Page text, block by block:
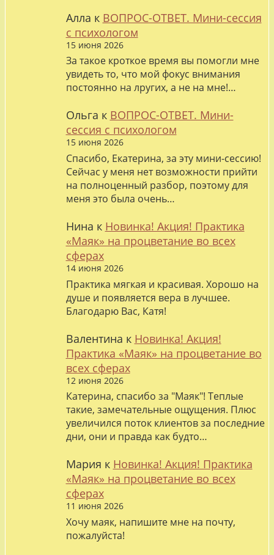
Алла к ВОПРОС-ОТВЕТ. Мини-сессия
с психологом
15 июня 2026
За такое кроткое время вы помогли мне
увидеть то, что мой фокус внимания
постоянно на лругих, а не на мне!…
Ольга к ВОПРОС-ОТВЕТ. Мини-
сессия с психологом
15 июня 2026
Спасибо, Екатерина, за эту мини-сессию!
Сейчас у меня нет возможности прийти
на полноценный разбор, поэтому для
меня это была очень…
Нина к Новинка! Акция! Практика
«Маяк» на процветание во всех
сферах
14 июня 2026
Практика мягкая и красивая. Хорошо на
душе и появляется вера в лучшее.
Благодарю Вас, Катя!
Валентина к Новинка! Акция!
Практика «Маяк» на процветание во
всех сферах
12 июня 2026
Катерина, спасибо за "Маяк"! Теплые
такие, замечательные ощущения. Плюс
увеличился поток клиентов за последние
дни, они и правда как будто…
Мария к Новинка! Акция! Практика
«Маяк» на процветание во всех
сферах
11 июня 2026
Хочу маяк, напишите мне на почту,
пожалуйста!